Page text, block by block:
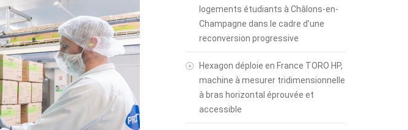
logements étudiants à Châlons-en-
Champagne dans le cadre d’une
reconversion progressive
Hexagon déploie en France TORO HP,
machine à mesurer tridimensionnelle
à bras horizontal éprouvée et
accessible